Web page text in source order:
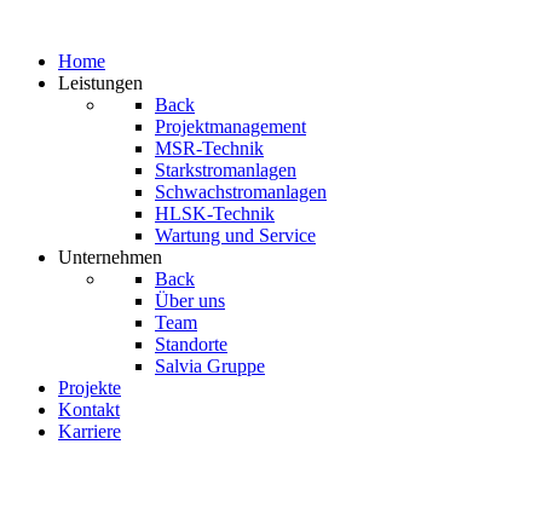
Home
Leistungen
Back
Projektmanagement
MSR-Technik
Starkstromanlagen
Schwachstromanlagen
HLSK-Technik
Wartung und Service
Unternehmen
Back
Über uns
Team
Standorte
Salvia Gruppe
Projekte
Kontakt
Karriere